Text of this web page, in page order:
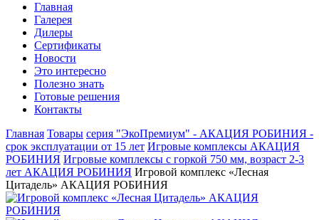
Главная
Галерея
Дилеры
Сертификаты
Новости
Это интересно
Полезно знать
Готовые решения
Контакты
Главная Товары серия "ЭкоПремиум" - АКАЦИЯ РОБИНИЯ -
срок эксплуатации от 15 лет Игровые комплексы АКАЦИЯ
РОБИНИЯ Игровые комплексы с горкой 750 мм, возраст 2-3
лет АКАЦИЯ РОБИНИЯ Игровой комплекс «Лесная
Цитадель» АКАЦИЯ РОБИНИЯ